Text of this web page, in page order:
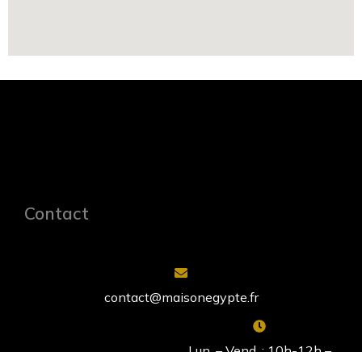
Contact
contact@maisonegypte.fr